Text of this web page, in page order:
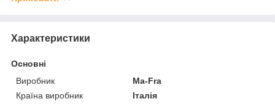
Характеристики
Основні
Виробник
Ma-Fra
Країна виробник
Італія